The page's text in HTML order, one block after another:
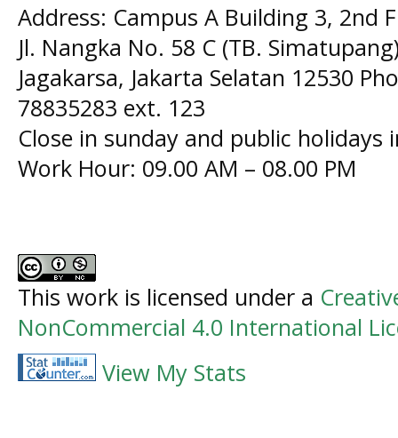
Address: Campus A Building 3, 2nd
Jl. Nangka No. 58 C (TB.
Jagakarsa, Jakarta Selatan 12530
78835283 ext. 123
Close in sunday and public holidays
Work Hour: 09.00 AM – 08.00 PM
This work is licensed under a
NonCommercial 4.0 International
View My Stats